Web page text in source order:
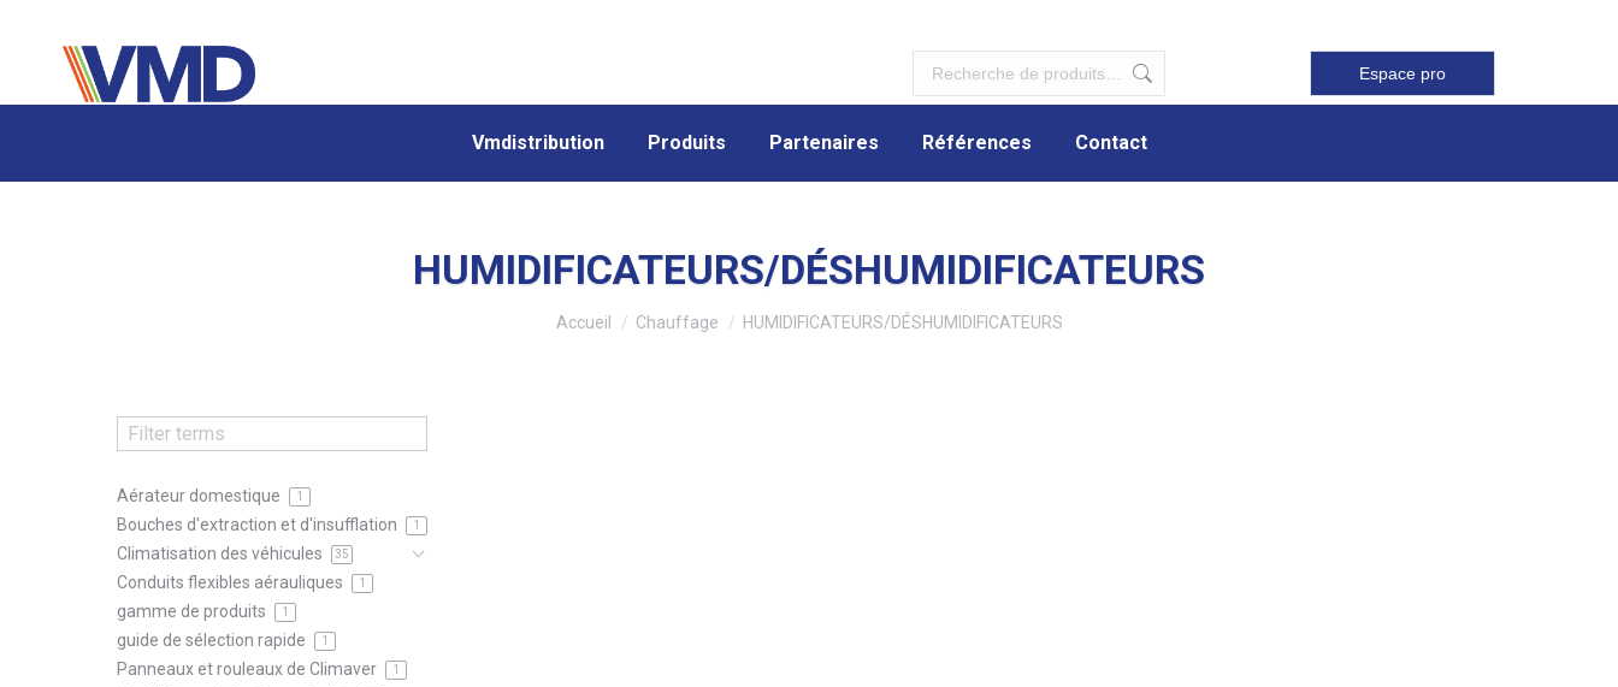
Espace pro
Vmdistribution Produits Partenaires Références Contact
HUMIDIFICATEURS/DÉSHUMIDIFICATEURS
Accueil Chauffage HUMIDIFICATEURS/DÉSHUMIDIFICATEURS
Aérateur domestique 1
Bouches d'extraction et d'insufflation 1
Climatisation des véhicules 35
Conduits flexibles aérauliques 1
gamme de produits 1
guide de sélection rapide 1
Panneaux et rouleaux de Climaver 1